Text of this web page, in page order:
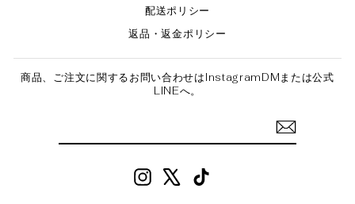
配送ポリシー
返品・返金ポリシー
商品、ご注文に関するお問い合わせはInstagramDMまたは公式
LINEへ。
InstagramTikTok